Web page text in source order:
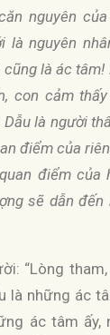
nguyên
là nguyên
là ác
con cảm
là người
điểm của
điểm của
sẽ dẫn đến
“Lòng
là những ác
ác tâm ấy,